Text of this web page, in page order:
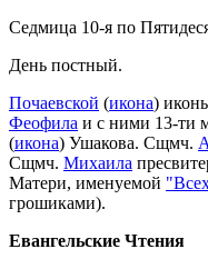
Седмица 10-я по
День постный.
Почаевской (икона)
Феофила и с ними 13-ти
(икона) Ушакова. Сщмч.
Сщмч. Михаила
Матери, именуемой
грошиками).
Евангельские Чтения